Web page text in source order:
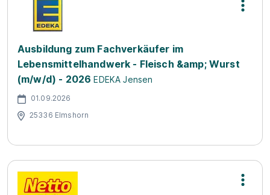
Ausbildung zum Fachverkäufer im
Lebensmittelhandwerk - Fleisch &amp; Wurst
(m/w/d) - 2026 EDEKA Jensen
01.09.2026
25336 Elmshorn